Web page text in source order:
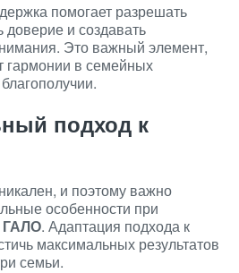
помогает разрешать
доверие и создавать
Это важный элемент,
гармонии в семейных
подход к
и поэтому важно
особенности при
ГАЛО. Адаптация подхода к
максимальных результатов
семьи.